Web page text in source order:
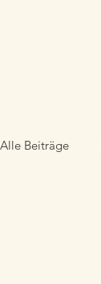
Alle Beiträge